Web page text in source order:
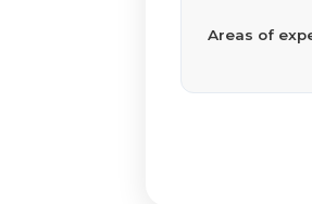
Areas of